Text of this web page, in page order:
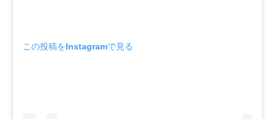
この投稿をInstagramで見る